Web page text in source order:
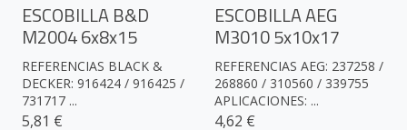
ESCOBILLA B&D
M2004 6x8x15
REFERENCIAS BLACK &
DECKER: 916424 / 916425 /
731717 ...
5,81 €
ESCOBILLA AEG
M3010 5x10x17
REFERENCIAS AEG: 237258 /
268860 / 310560 / 339755
APLICACIONES: ...
4,62 €